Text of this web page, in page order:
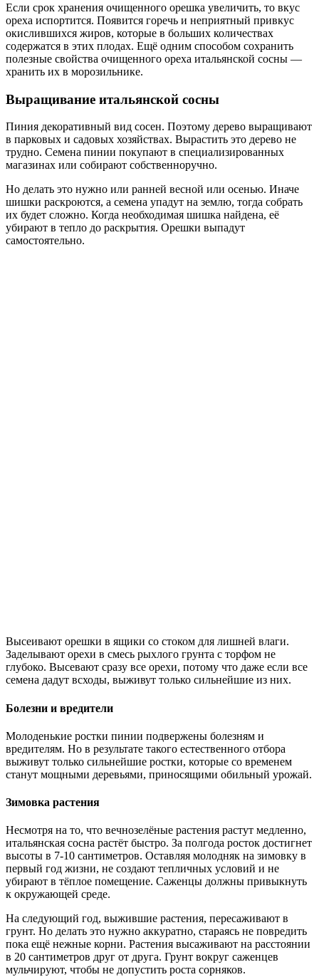
Если срок хранения очищенного орешка увеличить, то вкус
ореха испортится. Появится горечь и неприятный привкус
окислившихся жиров, которые в больших количествах
содержатся в этих плодах. Ещё одним способом сохранить
полезные свойства очищенного ореха итальянской сосны —
хранить их в морозильнике.
Выращивание итальянской сосны
Пиния декоративный вид сосен. Поэтому дерево выращивают
в парковых и садовых хозяйствах. Вырастить это дерево не
трудно. Семена пинии покупают в специализированных
магазинах или собирают собственноручно.
Но делать это нужно или ранней весной или осенью. Иначе
шишки раскроются, а семена упадут на землю, тогда собрать
их будет сложно. Когда необходимая шишка найдена, её
убирают в тепло до раскрытия. Орешки выпадут
самостоятельно.
Высеивают орешки в ящики со стоком для лишней влаги.
Заделывают орехи в смесь рыхлого грунта с торфом не
глубоко. Высевают сразу все орехи, потому что даже если все
семена дадут всходы, выживут только сильнейшие из них.
Болезни и вредители
Молоденькие ростки пинии подвержены болезням и
вредителям. Но в результате такого естественного отбора
выживут только сильнейшие ростки, которые со временем
станут мощными деревьями, приносящими обильный урожай.
Зимовка растения
Несмотря на то, что вечнозелёные растения растут медленно,
итальянская сосна растёт быстро. За полгода росток достигнет
высоты в 7-10 сантиметров. Оставляя молодняк на зимовку в
первый год жизни, не создают тепличных условий и не
убирают в тёплое помещение. Саженцы должны привыкнуть
к окружающей среде.
На следующий год, выжившие растения, пересаживают в
грунт. Но делать это нужно аккуратно, стараясь не повредить
пока ещё нежные корни. Растения высаживают на расстоянии
в 20 сантиметров друг от друга. Грунт вокруг саженцев
мульчируют, чтобы не допустить роста сорняков.